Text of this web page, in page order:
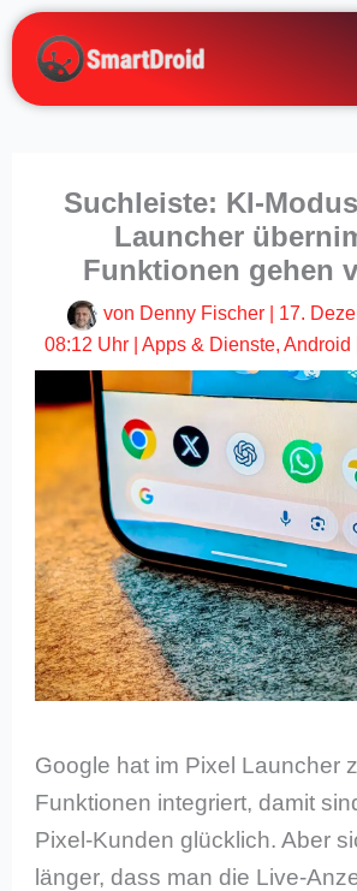
Zum
Inhalt
springen
Suchleiste: KI-
Launcher
Funktionen gehen
von Denny Fischer
17.
08:12 Uhr
Apps & Dienste, Android
Google hat im Pixel Launcher
Funktionen integriert, damit
Pixel-Kunden glücklich. Aber
länger, dass man die Live-